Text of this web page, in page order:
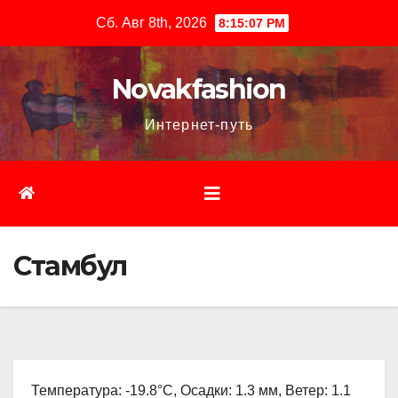
содержимому
Сб. Авг 8th, 2026 8:15:09 PM
Novakfashion
Интернет-путь
Стамбул
Температура: -19.8°C, Осадки: 1.3 мм, Ветер: 1.1